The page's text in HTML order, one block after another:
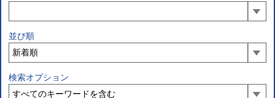
並び順
検索オプション